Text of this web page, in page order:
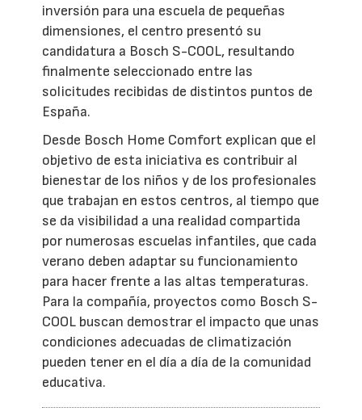
inversión para una escuela de pequeñas
dimensiones, el centro presentó su
candidatura a Bosch S-COOL, resultando
finalmente seleccionado entre las
solicitudes recibidas de distintos puntos de
España.
Desde Bosch Home Comfort explican que el
objetivo de esta iniciativa es contribuir al
bienestar de los niños y de los profesionales
que trabajan en estos centros, al tiempo que
se da visibilidad a una realidad compartida
por numerosas escuelas infantiles, que cada
verano deben adaptar su funcionamiento
para hacer frente a las altas temperaturas.
Para la compañía, proyectos como Bosch S-
COOL buscan demostrar el impacto que unas
condiciones adecuadas de climatización
pueden tener en el día a día de la comunidad
educativa.